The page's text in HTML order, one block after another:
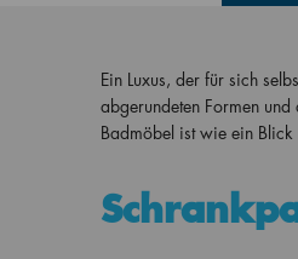
Ein Luxus, der für sich
abgerundeten Formen
Badmöbel ist wie ein Blick